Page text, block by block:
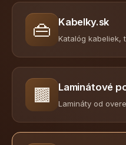
👜 Kabelky.sk
Katalóg kabeliek,
🟫 Laminátové
Lamináty od